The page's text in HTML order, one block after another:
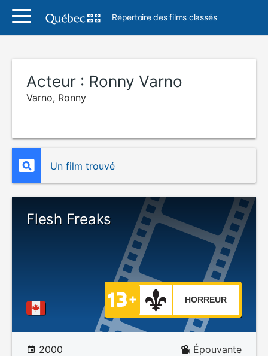
Répertoire des films classés
Acteur : Ronny Varno
Varno, Ronny
Un film trouvé
Flesh Freaks
HORREUR
2000 Épouvante